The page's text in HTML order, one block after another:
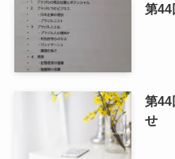
第44
第44
せ